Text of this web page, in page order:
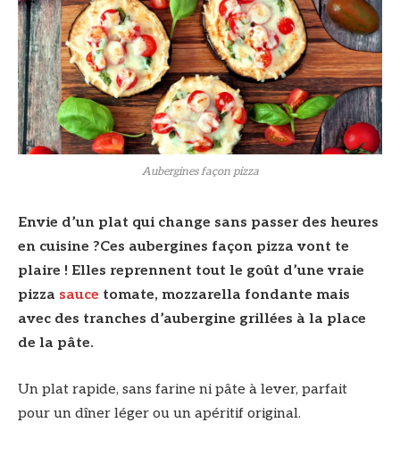
Aubergines façon pizza
Envie d’un plat qui change sans passer des heures
en cuisine ?Ces aubergines façon pizza vont te
plaire ! Elles reprennent tout le goût d’une vraie
pizza sauce tomate, mozzarella fondante mais
avec des tranches d’aubergine grillées à la place
de la pâte.
Un plat rapide, sans farine ni pâte à lever, parfait
pour un dîner léger ou un apéritif original.